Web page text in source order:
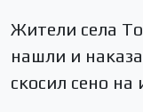
Жители села
нашли и
скосил сено на